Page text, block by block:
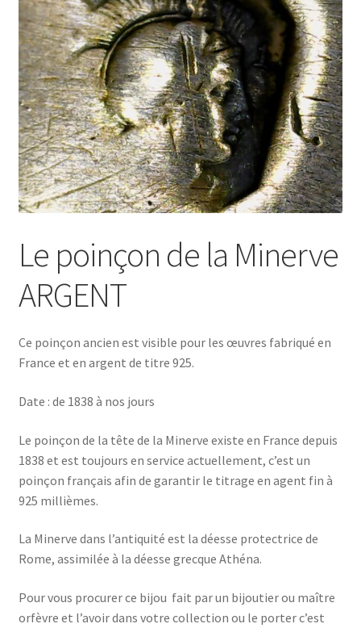
Le poinçon de la Minerve
ARGENT
Ce poinçon ancien est visible pour les œuvres fabriqué en
France et en argent de titre 925.
Date : de 1838 à nos jours
Le poinçon de la tête de la Minerve existe en France depuis
1838 et est toujours en service actuellement, c’est un
poinçon français afin de garantir le titrage en agent fin à
925 millièmes.
La Minerve dans l’antiquité est la déesse protectrice de
Rome, assimilée à la déesse grecque Athéna.
Pour vous procurer ce bijou fait par un bijoutier ou maître
orfèvre et l’avoir dans votre collection ou le porter c’est